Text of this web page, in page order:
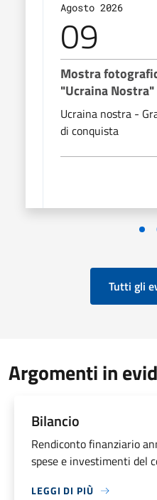
Agosto 2026
09
Mostra
"Ucraina Nostra"
Ucraina nostra -
di conquista
Tutti gli
Argomenti in
Bilancio
Rendiconto finanziario
spese e investimenti del
LEGGI DI PIÙ